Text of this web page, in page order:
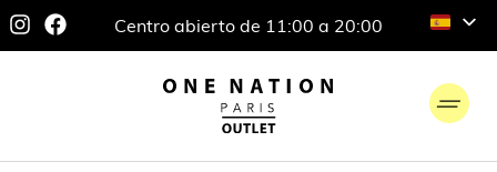
Centro abierto de 11:00 a 20:00